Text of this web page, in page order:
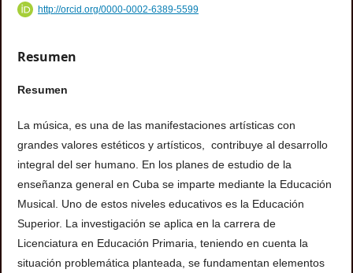
http://orcid.org/0000-0002-6389-5599
Resumen
Resumen
La música, es una de las manifestaciones artísticas con
grandes valores estéticos y artísticos, contribuye al desarrollo
integral del ser humano. En los planes de estudio de la
enseñanza general en Cuba se imparte mediante la Educación
Musical. Uno de estos niveles educativos es la Educación
Superior. La investigación se aplica en la carrera de
Licenciatura en Educación Primaria, teniendo en cuenta la
situación problemática planteada, se fundamentan elementos